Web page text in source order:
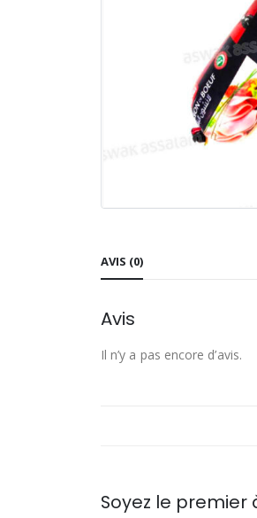
AVIS (0)
Avis
Il n’y a pas encore d’avis.
Soyez le premier à